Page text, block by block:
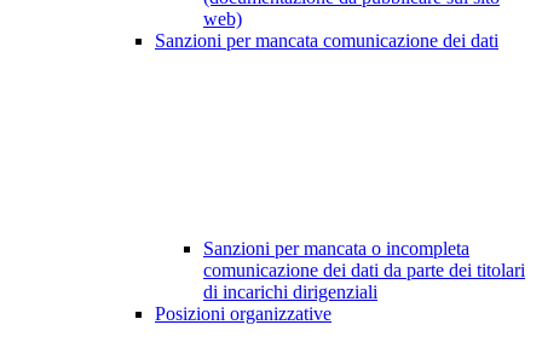
web)
Sanzioni per mancata comunicazione dei dati
Sanzioni per mancata o incompleta
comunicazione dei dati da parte dei titolari
di incarichi dirigenziali
Posizioni organizzative